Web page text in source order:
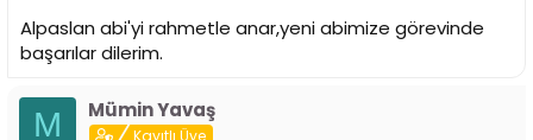
Alpaslan abi'yi rahmetle anar,yeni abimize görevinde
başarılar dilerim.
M Mümin Yavaş
Kayıtlı Üye